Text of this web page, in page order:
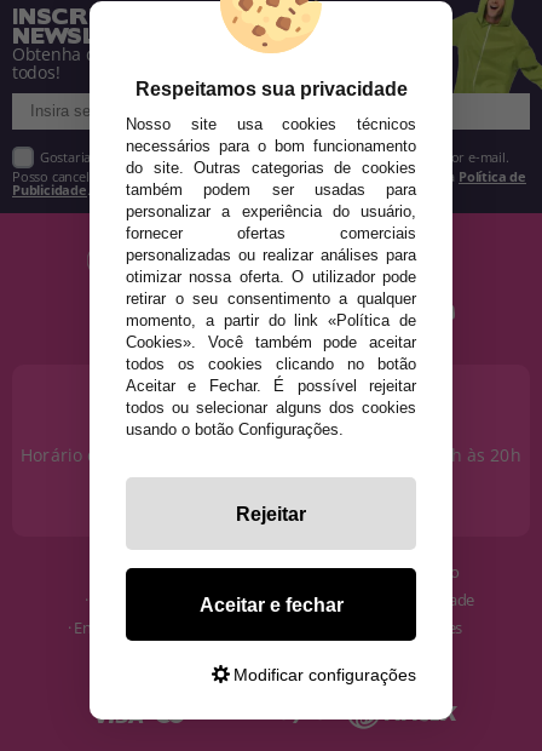
INSCREVA-SE NA NOSSA
NEWSLETTER
Obtenha descontos e saiba de tudo antes de
todos!
Gostaria de receber descontos exclusivos, novidades e tendências por e-mail.
Posso cancelar a inscrição a qualquer momento, conforme estipulado na Política de
Publicidade
PRECISA DE AJUDA?
915 793 695
Horário de segunda a sexta das 10h às 14h e das 17h às 20h
info@disfracestuyyo.pt
· Quem somos
· Como comprar
· Envios e Devoluções
· Condições de uso
· Política de Privacidade
· Política de Cookies
Respeitamos sua privacidade
Nosso site usa cookies técnicos
necessários para o bom funcionamento
do site. Outras categorias de cookies
também podem ser usadas para
personalizar a experiência do usuário,
fornecer ofertas comerciais
personalizadas ou realizar análises para
otimizar nossa oferta. O utilizador pode
retirar o seu consentimento a qualquer
momento, a partir do link «Política de
Cookies». Você também pode aceitar
todos os cookies clicando no botão
Aceitar e Fechar. É possível rejeitar
todos ou selecionar alguns dos cookies
usando o botão Configurações.
Rejeitar
Aceitar e fechar
Modificar configurações